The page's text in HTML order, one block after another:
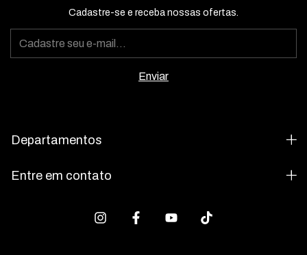
Cadastre-se e receba nossas ofertas.
Departamentos
Entre em contato